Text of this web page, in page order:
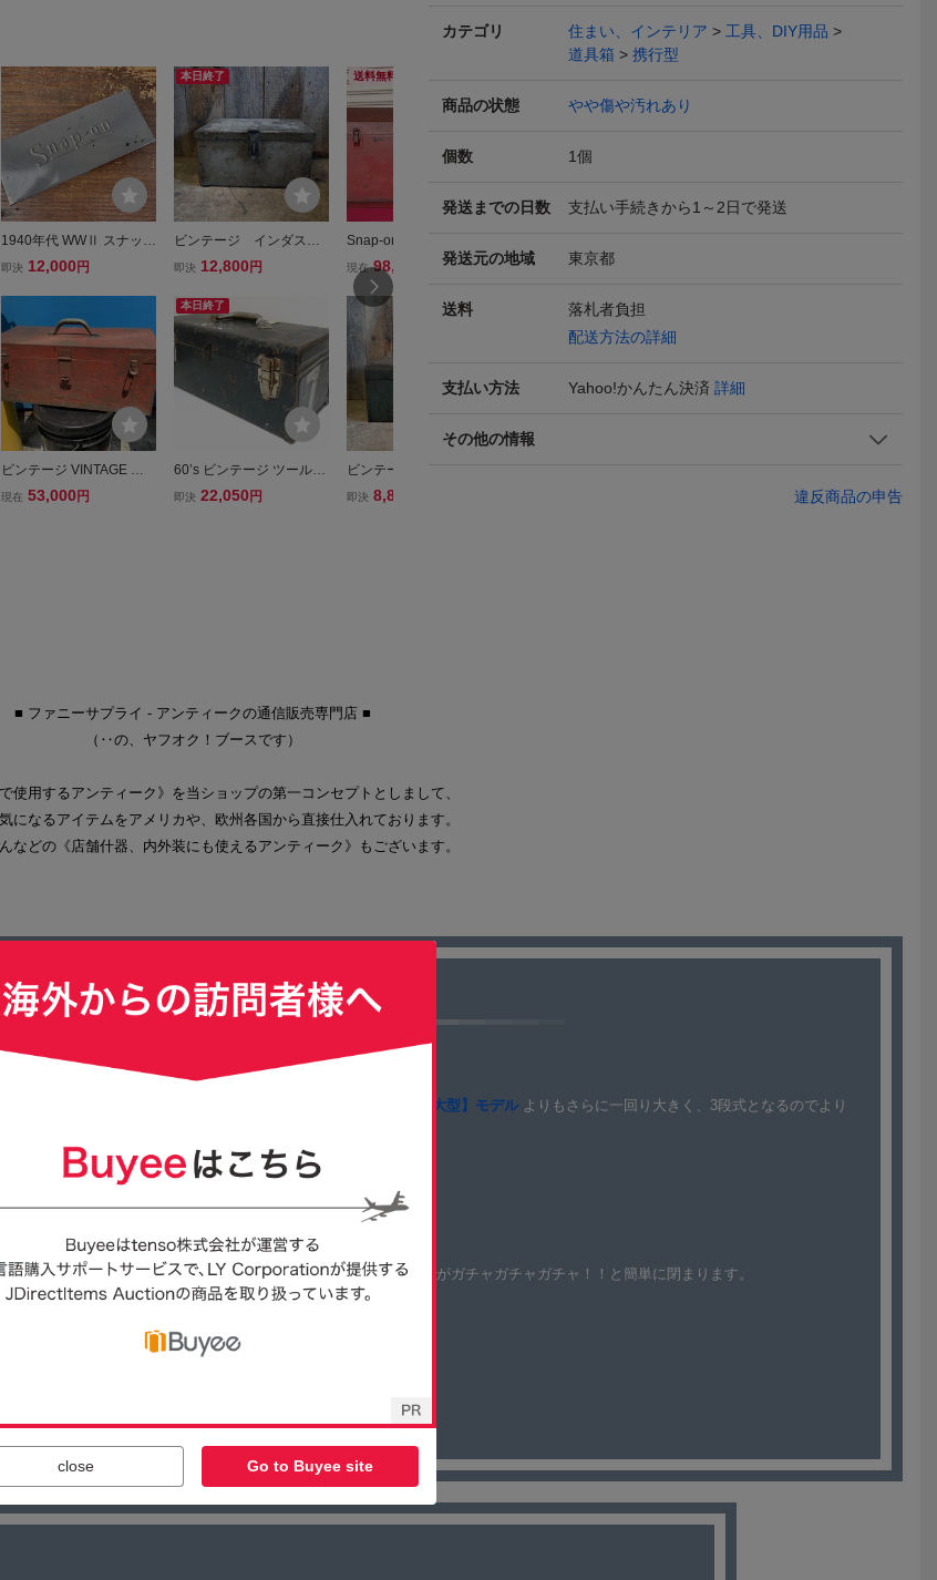
1940年代 WWⅡ スナップ
オン 1/4ドライブ用 小型
旧ロゴ ビンテージ
即決 12,000 円
ビンテージ VINTAGE ス
ナップオン SNAP-ON
現在 53,000 円
本日終了
ビンテージ インダスト
リアル ツールボック
カＵＳＡ工具箱1940～50
年代MOTORインダストリ
アル雑貨コレクション
即決 12,800 円
本日終了
60’s ビンテージ ツールボ
ックス 「7」 UNION MA
即決 22,050 円
送料無料
Snap-on スナップオ
ン KRA21 工具箱 19
68年製 旧々ロゴ
現在 98,000
ビンテージUSATOOLBO
X [gotf-117]検MOTORガ
即決 8,800
SA インダストリアル シ
ール 道具 2段 ボックス 鉄
錆 古道具 インテリア デ
ィスプレイ レア
現在 15,800円
us navy ヴィンテージ キ
ボックス
即決
カテゴリ 住まい、インテリア
工具、DIY用品
道具箱
携行型
商品の状態 やや傷や汚れあり
個数 1個
発送までの日数 支払い手続きから1～2日で発送
発送元の地域 東京都
送料
落札者負担
配送方法の詳細
支払い方法 Yahoo!かんたん決済 詳細
その他の情報
違反商品の申告
close Go to Buyee site